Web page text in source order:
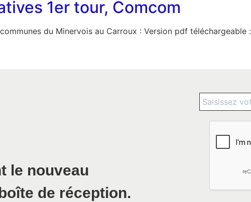
1er tour, Comcom
du Minervois au Carroux : Version pdf téléchargeable :
le nouveau
de réception.